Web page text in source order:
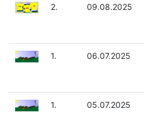
2. 09.08.2025
1. 06.07.2025
1. 05.07.2025